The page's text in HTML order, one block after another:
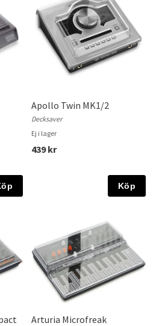
Apollo Twin MK1/2
Decksaver
Ej i lager
439 kr
Köp
Arturia Microfreak